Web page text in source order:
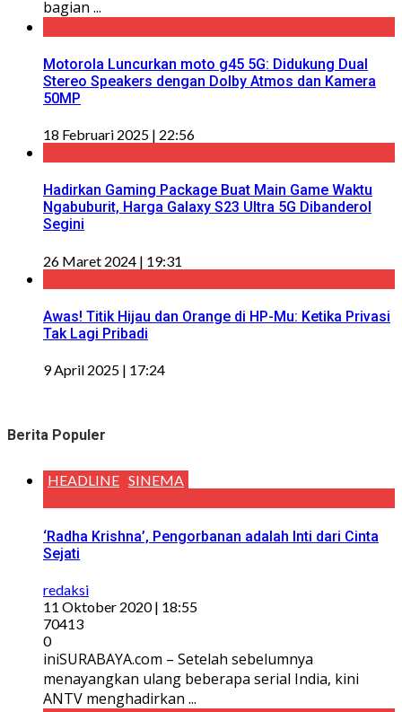
bagian ...
Motorola Luncurkan moto g45 5G: Didukung Dual
Stereo Speakers dengan Dolby Atmos dan Kamera
50MP
18 Februari 2025 | 22:56
Hadirkan Gaming Package Buat Main Game Waktu
Ngabuburit, Harga Galaxy S23 Ultra 5G Dibanderol
Segini
26 Maret 2024 | 19:31
Awas! Titik Hijau dan Orange di HP-Mu: Ketika Privasi
Tak Lagi Pribadi
9 April 2025 | 17:24
Berita Populer
HEADLINE SINEMA
‘Radha Krishna’, Pengorbanan adalah Inti dari Cinta
Sejati
redaksi
11 Oktober 2020 | 18:55
70413
0
iniSURABAYA.com – Setelah sebelumnya
menayangkan ulang beberapa serial India, kini
ANTV menghadirkan ...